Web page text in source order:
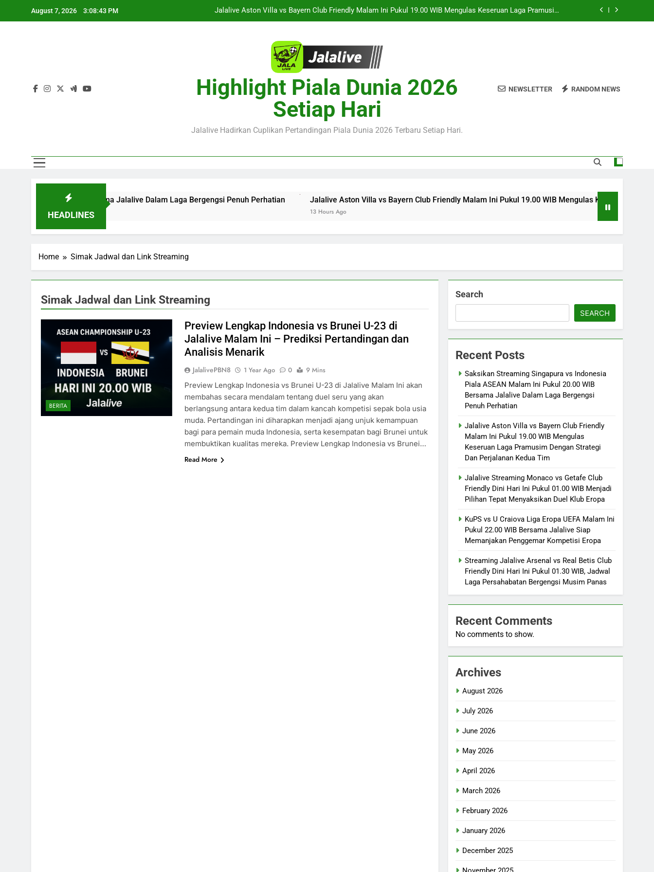
August 7, 2026 3:08:43 PM
Jalalive Streaming Monaco vs Getafe Club Friendly Dini Hari Ini Pukul 01.00 WIB Menjadi Pilihan Tepat
Saksikan Streaming Singapura vs Indonesia Piala ASEAN Malam Ini Pukul 20.00 WIB Bersama Jalalive
Jalalive Aston Villa vs Bayern Club Friendly Malam Ini Pukul 19.00 WIB Mengulas Keseruan Laga Pramusim
Dengan Strategi Dan Perjalanan Kedua Tim
Jalalive Streaming Monaco vs Getafe Club Friendly Dini Hari Ini Pukul 01.00 WIB Menjadi Pilihan Tepat
KuPS vs U Craiova Liga Eropa UEFA Malam Ini Pukul 22.00 WIB Bersama Jalalive Siap Memanjakan
Highlight Piala Dunia 2026
Setiap Hari
Jalalive Hadirkan Cuplikan Pertandingan Piala Dunia 2026 Terbaru Setiap Hari.
NEWSLETTER RANDOM NEWS
HEADLINES
20.00 WIB Bersama Jalalive Dalam Laga Bergengsi Penuh Perhatian Jalalive Aston Villa vs Bayern Club Friendly Malam Ini Pukul 19.00 WIB Mengulas Keseruan Laga
13 Hours Ago
Home Simak Jadwal dan Link Streaming
Simak Jadwal dan Link Streaming
BERITA
Preview Lengkap Indonesia vs Brunei U-23 di
Jalalive Malam Ini – Prediksi Pertandingan dan
Analisis Menarik
JalalivePBN8 1 Year Ago 0
9 Mins
Preview Lengkap Indonesia vs Brunei U-23 di Jalalive Malam Ini akan
membahas secara mendalam tentang duel seru yang akan
berlangsung antara kedua tim dalam kancah kompetisi sepak bola usia
muda. Pertandingan ini diharapkan menjadi ajang unjuk kemampuan
bagi para pemain muda Indonesia, serta kesempatan bagi Brunei untuk
membuktikan kualitas mereka. Preview Lengkap Indonesia vs Brunei…
Read More
Search
SEARCH
Recent Posts
Saksikan Streaming Singapura vs Indonesia
Piala ASEAN Malam Ini Pukul 20.00 WIB
Bersama Jalalive Dalam Laga Bergengsi
Penuh Perhatian
Jalalive Aston Villa vs Bayern Club Friendly
Malam Ini Pukul 19.00 WIB Mengulas
Keseruan Laga Pramusim Dengan Strategi
Dan Perjalanan Kedua Tim
Jalalive Streaming Monaco vs Getafe Club
Friendly Dini Hari Ini Pukul 01.00 WIB Menjadi
Pilihan Tepat Menyaksikan Duel Klub Eropa
KuPS vs U Craiova Liga Eropa UEFA Malam Ini
Pukul 22.00 WIB Bersama Jalalive Siap
Memanjakan Penggemar Kompetisi Eropa
Streaming Jalalive Arsenal vs Real Betis Club
Friendly Dini Hari Ini Pukul 01.30 WIB, Jadwal
Laga Persahabatan Bergengsi Musim Panas
Recent Comments
No comments to show.
Archives
August 2026
July 2026
June 2026
May 2026
April 2026
March 2026
February 2026
January 2026
December 2025